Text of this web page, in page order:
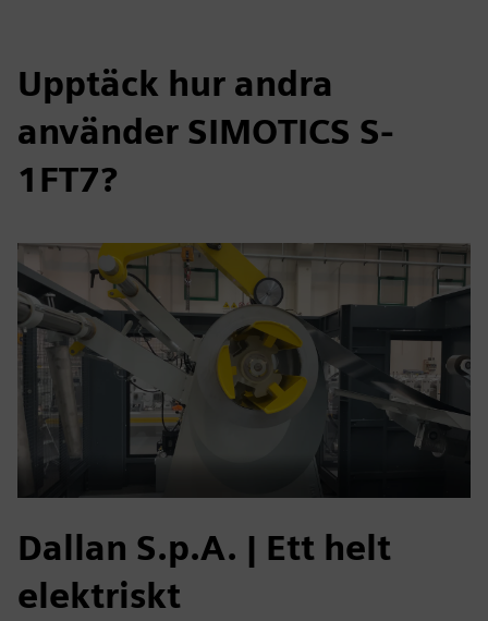
Upptäck hur andra
använder SIMOTICS S-
1FT7?
Dallan S.p.A. | Ett helt
elektriskt